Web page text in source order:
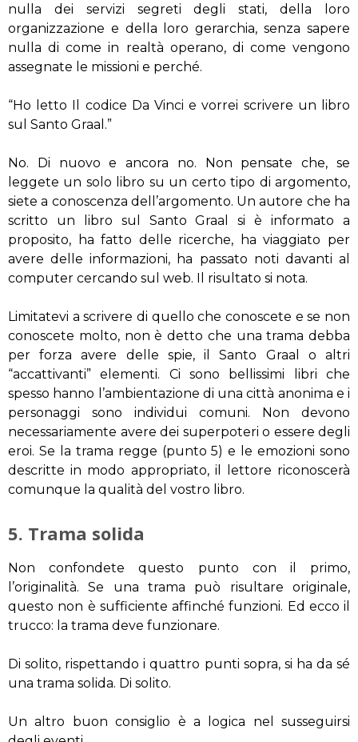
nulla dei servizi segreti degli stati, della loro
organizzazione e della loro gerarchia, senza sapere
nulla di come in realtà operano, di come vengono
assegnate le missioni e perché.
“Ho letto Il codice Da Vinci e vorrei scrivere un libro
sul Santo Graal.”
No. Di nuovo e ancora no. Non pensate che, se
leggete un solo libro su un certo tipo di argomento,
siete a conoscenza dell’argomento. Un autore che ha
scritto un libro sul Santo Graal si è informato a
proposito, ha fatto delle ricerche, ha viaggiato per
avere delle informazioni, ha passato noti davanti al
computer cercando sul web. Il risultato si nota.
Limitatevi a scrivere di quello che conoscete e se non
conoscete molto, non è detto che una trama debba
per forza avere delle spie, il Santo Graal o altri
“accattivanti” elementi. Ci sono bellissimi libri che
spesso hanno l’ambientazione di una città anonima e i
personaggi sono individui comuni. Non devono
necessariamente avere dei superpoteri o essere degli
eroi. Se la trama regge (punto 5) e le emozioni sono
descritte in modo appropriato, il lettore riconoscerà
comunque la qualità del vostro libro.
5. Trama solida
Non confondete questo punto con il primo,
l’originalità. Se una trama può risultare originale,
questo non è sufficiente affinché funzioni. Ed ecco il
trucco: la trama deve funzionare.
Di solito, rispettando i quattro punti sopra, si ha da sé
una trama solida. Di solito.
Un altro buon consiglio è a logica nel susseguirsi